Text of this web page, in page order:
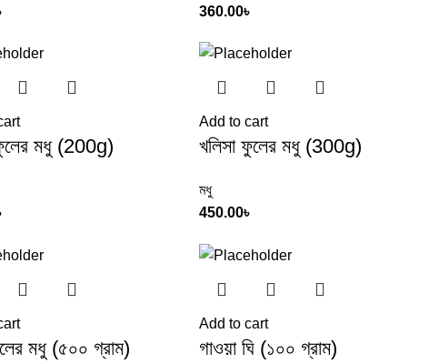
360.00৳
মধু (200g)
Add to cart
খলিসা ফুলের মধু (300g)
মধু
450.00৳
মধু (৫০০ গ্রাম)
Add to cart
গাওয়া ঘি (১০০ গ্রাম)